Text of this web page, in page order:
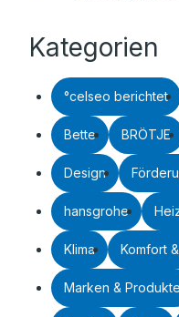
Kategorien
°celseo berichtet
Bette BRÖTJE
Design
hansgrohe
Klima Komfort
Marken &